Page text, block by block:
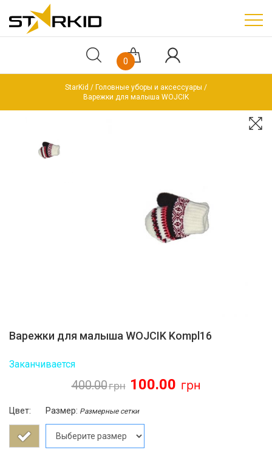
0
StarKid
Головные уборы и аксессуары
Варежки для малыша WOJCIK
Варежки для малыша WOJCIK Kompl16
Заканчивается
400.00 100.00
Цвет: Размер: Размерные сетки